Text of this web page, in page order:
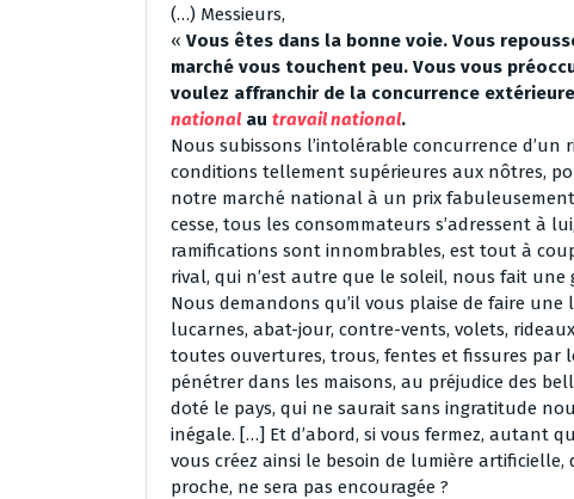
(…) Messieurs,
« Vous êtes dans la bonne voie. Vous
marché vous touchent peu. Vous vous
voulez affranchir de la concurrence
national au travail national.
Nous subissons l’intolérable concurrence d’un
conditions tellement supérieures aux nôtres,
notre marché national à un prix
cesse, tous les consommateurs s’adressent à
ramifications sont innombrables, est tout à
rival, qui n’est autre que le soleil, nous fait une
Nous demandons qu’il vous plaise de faire
lucarnes, abat-jour, contre-vents, volets,
toutes ouvertures, trous, fentes et fissures par
pénétrer dans les maisons, au préjudice des
doté le pays, qui ne saurait sans ingratitude
inégale. […] Et d’abord, si vous fermez, autant
vous créez ainsi le besoin de lumière
proche, ne sera pas encouragée ?